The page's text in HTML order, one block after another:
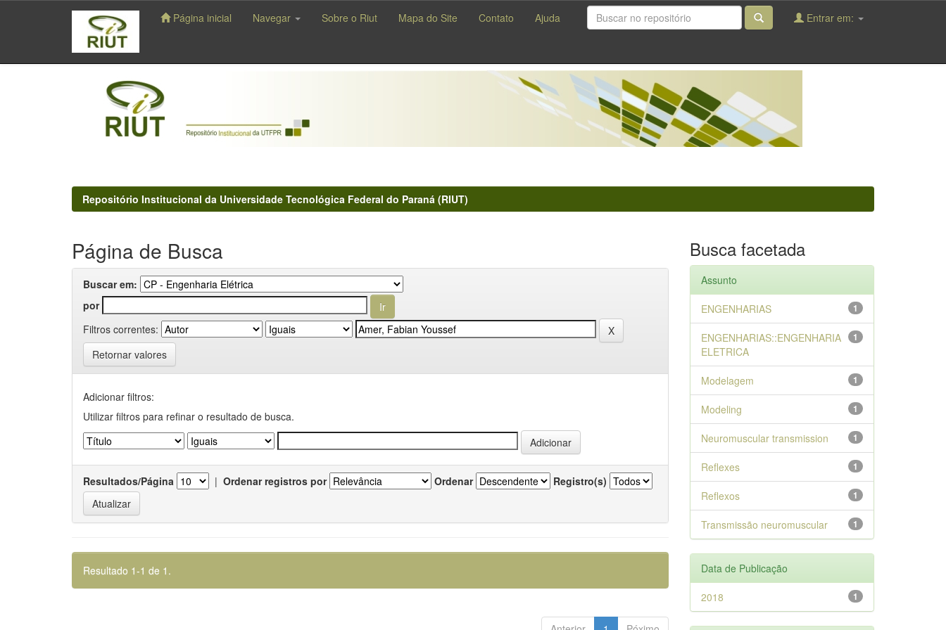
navigation
Página inicial Navegar Sobre o Riut Mapa do Site Contato Ajuda Entrar em:
Repositório Institucional da Universidade Tecnológica Federal do Paraná (RIUT)
Página de Busca
Buscar em:
por
Filtros correntes:
Retornar valores
Adicionar filtros:
Utilizar filtros para refinar o resultado de busca.
Resultados/Página | Ordenar registros por Ordenar Registro(s)
Resultado 1-1 de 1.
Busca facetada
Assunto
1
ENGENHARIAS
1
ENGENHARIAS::ENGENHARIA
ELETRICA
1
Modelagem
1
Modeling
1
Neuromuscular transmission
1
Reflexes
1
Reflexos
1
Transmissão neuromuscular
Data de Publicação
1
2018